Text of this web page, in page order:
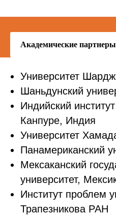
Университет
Шаньдунский
Индийский
Канпуре, Индия
Университет
Панамериканский
Мексаканский
университет,
Институт проблем
Трапезникова РАН